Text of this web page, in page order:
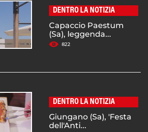
DENTRO LA NOTIZIA
Capaccio Paestum
(Sa), leggenda...
822
DENTRO LA NOTIZIA
Giungano (Sa), 'Festa
dell'Anti...